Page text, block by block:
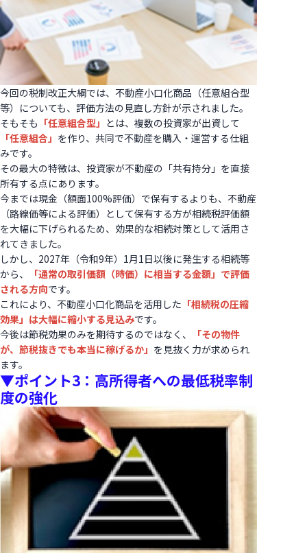
今回の税制改正大綱では、不動産小口化商品（任意組合型
等）についても、評価方法の見直し方針が示されました。
そもそも 「任意組合型」 とは、複数の投資家が出資して
「任意組合」 を作り、共同で不動産を購入・運営する仕組
みです。
その最大の特徴は、投資家が不動産の「共有持分」を直接
所有する点にあります。
今までは現金（額面100%評価）で保有するよりも、不動産
（路線価等による評価）として保有する方が相続税評価額
を大幅に下げられるため、効果的な相続対策として活用さ
れてきました。
しかし、2027年（令和9年）1月1日以後に発生する相続等
から、
「通常の取引価額（時価）に相当する金額」で評価
される方向です。
これにより、不動産小口化商品を活用した 「相続税の圧縮
効果」は大幅に縮小する見込みです。
今後は節税効果のみを期待するのではなく、
「その物件
が、節税抜きでも本当に稼げるか」 を見抜く力が求められ
ます。
▼ポイント3：高所得者への最低税率制
度の強化